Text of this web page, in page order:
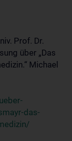
Prof. Dr.
über „Das
Michael
das-